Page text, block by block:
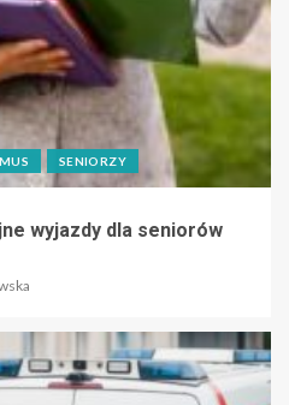
SENIORZY
wyjazdy dla seniorów